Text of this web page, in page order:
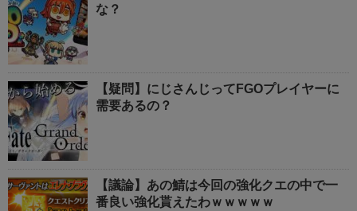
な？
【疑問】にじさんじってFGOプレイヤーに
需要あるの？
【議論】あの鯖は今回の強化クエの中で一
番良い強化貰えたわｗｗｗｗｗ